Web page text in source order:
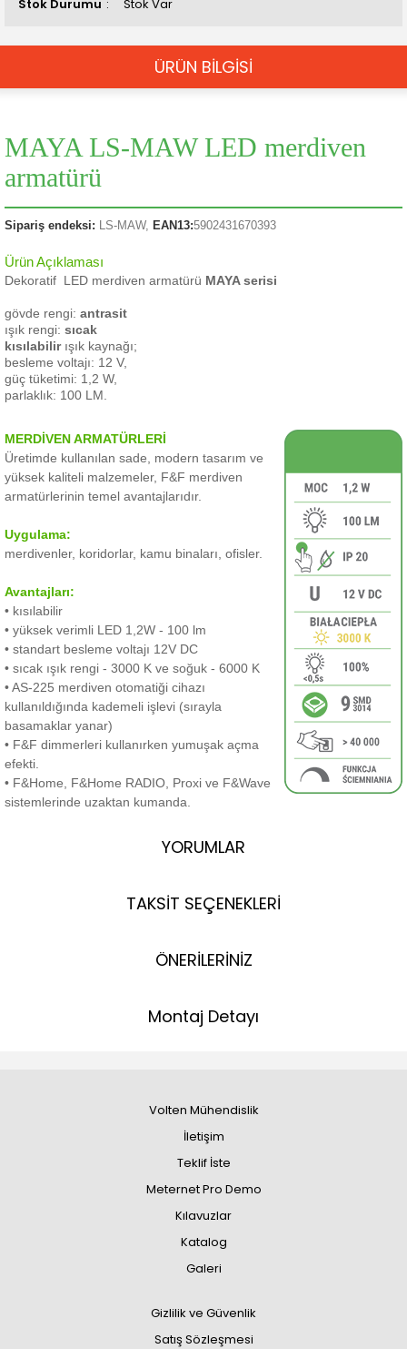
Stok Durumu Stok Var
ÜRÜN BİLGİSİ
MAYA LS-MAW LED merdiven
armatürü
Sipariş endeksi: LS-MAW, EAN13:5902431670393
Ürün Açıklaması
Dekoratif LED merdiven armatürü MAYA serisi
gövde rengi: antrasit
ışık rengi: sıcak
kısılabilirışık kaynağı;
besleme voltajı: 12 V,
güç tüketimi: 1,2 W,
parlaklık: 100 LM.
MERDİVEN ARMATÜRLERİ
Üretimde kullanılan sade, modern tasarım ve
yüksek kaliteli malzemeler, F&F merdiven
armatürlerinin temel avantajlarıdır.
Uygulama:
merdivenler, koridorlar, kamu binaları, ofisler.
Avantajları:
• kısılabilir
• yüksek verimli LED 1,2W - 100 lm
• standart besleme voltajı 12V DC
• sıcak ışık rengi - 3000 K ve soğuk - 6000 K
• AS-225 merdiven otomatiği cihazı
kullanıldığında kademeli işlevi (sırayla
basamaklar yanar)
• F&F dimmerleri kullanırken yumuşak açma
efekti.
• F&Home, F&Home RADIO, Proxi ve F&Wave
sistemlerinde uzaktan kumanda.
YORUMLAR
TAKSİT SEÇENEKLERİ
ÖNERİLERİNİZ
Montaj Detayı
Volten Mühendislik
İletişim
Teklif İste
Meternet Pro Demo
Kılavuzlar
Katalog
Galeri
Gizlilik ve Güvenlik
Satış Sözleşmesi